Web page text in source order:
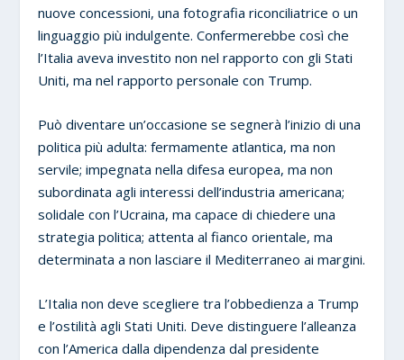
nuove concessioni, una fotografia riconciliatrice o un
linguaggio più indulgente. Confermerebbe così che
l’Italia aveva investito non nel rapporto con gli Stati
Uniti, ma nel rapporto personale con Trump.
Può diventare un’occasione se segnerà l’inizio di una
politica più adulta: fermamente atlantica, ma non
servile; impegnata nella difesa europea, ma non
subordinata agli interessi dell’industria americana;
solidale con l’Ucraina, ma capace di chiedere una
strategia politica; attenta al fianco orientale, ma
determinata a non lasciare il Mediterraneo ai margini.
L’Italia non deve scegliere tra l’obbedienza a Trump
e l’ostilità agli Stati Uniti. Deve distinguere l’alleanza
con l’America dalla dipendenza dal presidente